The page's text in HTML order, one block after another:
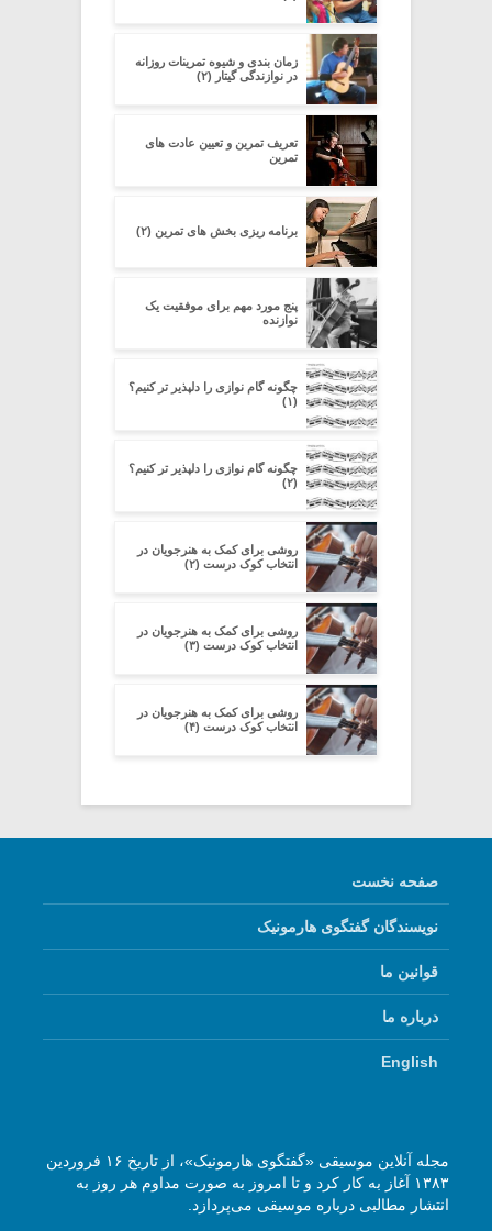
زمان بندی و شیوه تمرینات روزانه
در نوازندگی گیتار (۲)
تعریف تمرین و تعیین عادت های
تمرین
برنامه ریزی بخش های تمرین (۲)
پنج مورد مهم برای موفقیت یک
نوازنده
چگونه گام نوازی را دلپذیر تر کنیم؟
(۱)
چگونه گام نوازی را دلپذیر تر کنیم؟
(۲)
روشی برای کمک به هنرجویان در
انتخاب کوک درست (۲)
روشی برای کمک به هنرجویان در
انتخاب کوک درست (۳)
روشی برای کمک به هنرجویان در
انتخاب کوک درست (۴)
صفحه نخست
نویسندگان گفتگوی هارمونیک
قوانین ما
درباره ما
English
مجله آنلاین موسیقی «گفتگوی هارمونیک»، از تاریخ ۱۶ فروردین
۱۳۸۳ آغاز به کار کرد و تا امروز به صورت مداوم هر روز به
انتشار مطالبی درباره موسیقی می‌پردازد.